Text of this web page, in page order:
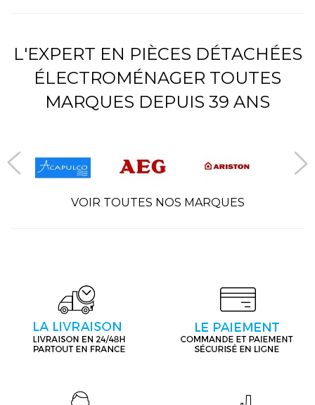
L'EXPERT EN PIÈCES DÉTACHÉES
ÉLECTROMÉNAGER TOUTES
MARQUES DEPUIS 39 ANS
VOIR TOUTES NOS MARQUES